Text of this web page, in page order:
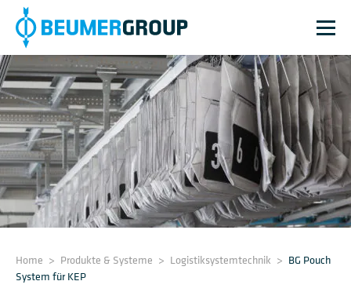
Home > Produkte & Systeme > Logistik­system­technik > BG Pouch
System für KEP